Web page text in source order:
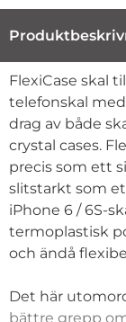
FlexiCase skal
telefonskal
drag av både
crystal cases.
precis som ett
slitstarkt som
iPhone 6 / 6S-
termoplastisk
och ändå
Det här
bättre grepp